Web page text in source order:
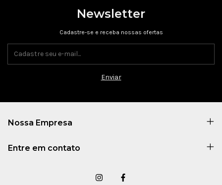
Newsletter
Cadastre-se e receba nossas ofertas
Nossa Empresa
Entre em contato